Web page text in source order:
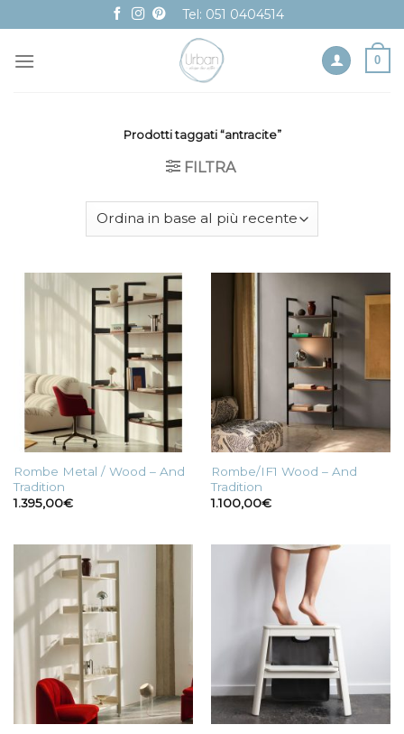
to
content
Tel: 051 0404514
0
Prodotti taggati “antracite”
FILTRA
Rombe Metal / Wood – And
Tradition
1.395,00€
Rombe/IF1 Wood – And
Tradition
1.100,00€